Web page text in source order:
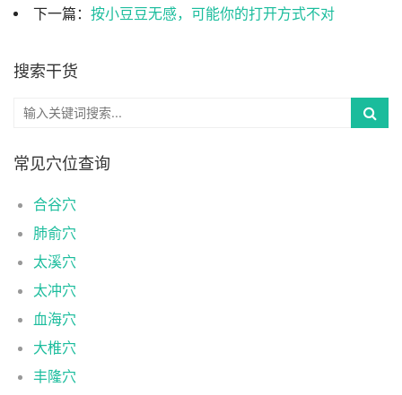
下一篇： 按小豆豆无感，可能你的打开方式不对
搜索干货
常见穴位查询
合谷穴
肺俞穴
太溪穴
太冲穴
血海穴
大椎穴
丰隆穴